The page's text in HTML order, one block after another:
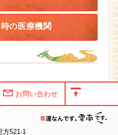
の医療機関
お問い合わせ
521-1